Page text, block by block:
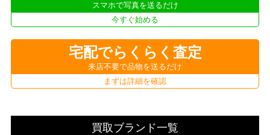
スマホで写真を送るだけ
今すぐ始める
宅配でらくらく査定
来店不要で品物を送るだけ
まずは詳細を確認
買取ブランド一覧